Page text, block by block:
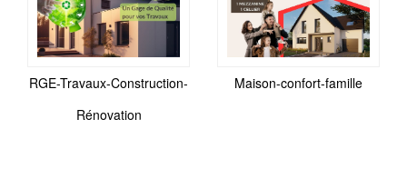
RGE-Travaux-Construction-
Rénovation
Maison-confort-famille